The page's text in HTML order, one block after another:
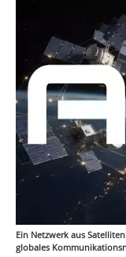
Ein Netzwerk aus
globales